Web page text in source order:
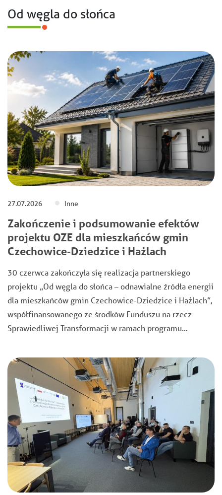
Od węgla do słońca
27.07.2026 Inne
Zakończenie i podsumowanie efektów
projektu OZE dla mieszkańców gmin
Czechowice-Dziedzice i Hażlach
30 czerwca zakończyła się realizacja partnerskiego
projektu „Od węgla do słońca – odnawialne źródła energii
dla mieszkańców gmin Czechowice-Dziedzice i Hażlach”,
współfinansowanego ze środków Funduszu na rzecz
Sprawiedliwej Transformacji w ramach programu…